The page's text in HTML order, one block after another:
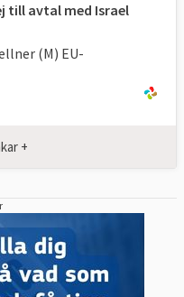
mellan
utbyte av
och
kritiken gör
omgärdas av
Enligt
till avtal med Israel
(M) EU-
+